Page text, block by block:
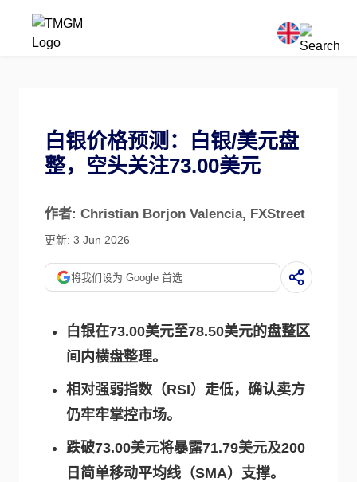
白银价格预测：白银/美元盘
整，空头关注73.00美元
作者: Christian Borjon Valencia, FXStreet
更新: 3 Jun 2026
将我们设为 Google 首选
白银在73.00美元至78.50美元的盘整区
间内横盘整理。
相对强弱指数（RSI）走低，确认卖方
仍牢牢掌控市场。
跌破73.00美元将暴露71.79美元及200
日简单移动平均线（SMA）支撑。